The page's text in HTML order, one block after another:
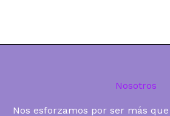
Nosotros
Nos esforzamos por ser más